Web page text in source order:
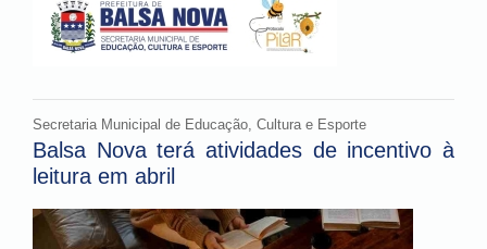
Secretaria Municipal de Educação, Cultura e Esporte
Balsa Nova terá atividades de incentivo à
leitura em abril